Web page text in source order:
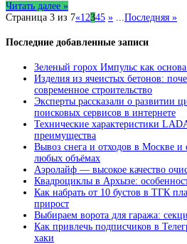
натяжные
Читать далее »
Страница 3 из 7«12345 » ...Последняя »
Последние добавленные записи
Зеленый горох Импульс как
Изделия из ячеистых бетонов:
современное строительство
Эксперты рассказали о развитии
поисковых сервисов в интернете
Технические характеристики
преимущества
Вывоз снега и отходов в Москве и
любых объёмах
Аэролайф — высокое качество
Квадроциклы в Архызе:
Как набрать от 10 бустов в ТГК
прирост
Выбираем ворота для гаража:
Как привлечь подписчиков в
хаки